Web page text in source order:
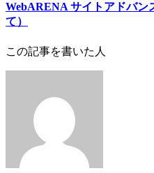
WebARENA サイトアドバン
て）
この記事を書いた人